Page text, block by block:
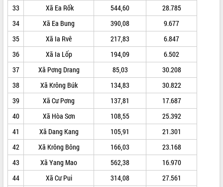
Bàn giải pháp tháo gỡ khó khăn trong
xuất khẩu sầu riêng và triển khai quy
định EUDR
Thứ trưởng Bộ Nông nghiệp và Môi
trường Nguyễn Hoàng Hiệp khảo sát
vùng trồng và doanh nghiệp đóng gói
sầu riêng tại Đắk Lắk
Trình diễn nghệ thuật chế biến các
món ăn từ sầu riêng
Đắk Lắk công bố Quy hoạch và xúc
tiến đầu tư tỉnh
Ngành cá ngừ Đắk Lắk chủ động thích
ứng để giữ vững thị trường xuất khẩu
Diễn đàn Kinh tế tư nhân Việt Nam đột
phá cơ chế - Hợp tác công tư
Đề án 06 tạo bước ngoặt đột phá trong
cải cách hành chính tỉnh Đắk Lắk
THỐNG KÊ TRUY CẬP
Hôm nay:
6124
Tất cả:
66018864
33
Xã Ea Rốk 544,60
28.785
34
Xã Ea Bung 390,08
9.677
35
Xã Ia Rvê 217,83
6.847
36
Xã Ia Lốp 194,09
6.502
37
Xã Pơng Drang 85,03
30.208
38
Xã Krông Búk 134,83
30.822
39
Xã Cư Pơng 137,81
17.687
40
Xã Hòa Sơn 108,55
25.392
41
Xã Dang Kang 105,91
21.301
42
Xã Krông Bông 166,03
23.168
43
Xã Yang Mao 562,38
16.970
44
Xã Cư Pui 314,08
27.561